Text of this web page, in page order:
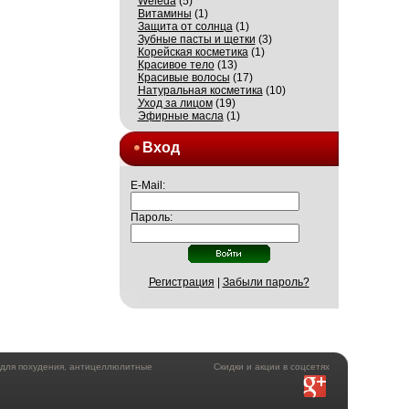
Витамины (1)
Защита от солнца(1)
Зубные пасты и щетки (3)
Корейская косметика(1)
Красивое тело(13)
Красивые волосы (17)
Натуральная косметика(10)
Уход за лицом(19)
Эфирные масла(1)
Вход
E-Mail:
Пароль:
Регистрация Забыли пароль?
Скидки и акции в соцсетях
похудения, антицеллюлитные